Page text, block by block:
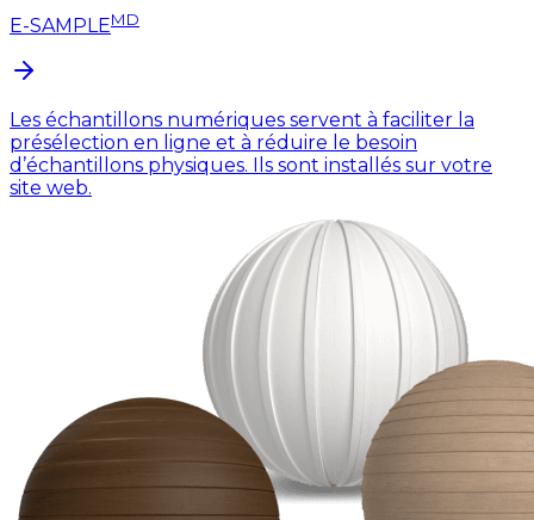
E-SAMPLEMD
Les échantillons numériques servent à faciliter la
présélection en ligne et à réduire le besoin
d’échantillons physiques. Ils sont installés sur votre
site web.